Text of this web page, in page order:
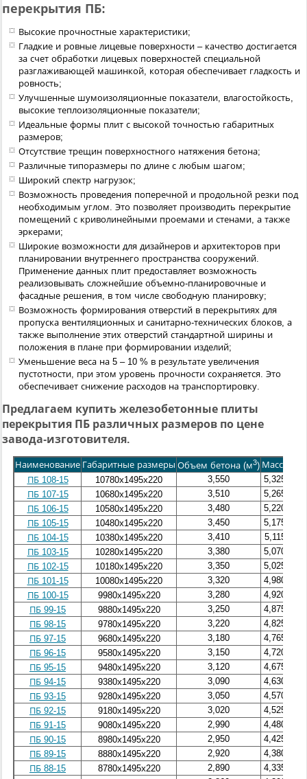
перекрытия ПБ:
Высокие прочностные характеристики;
Гладкие и ровные лицевые поверхности – качество достигается
за счет обработки лицевых поверхностей специальной
разглаживающей машинкой, которая обеспечивает гладкость и
ровность;
Улучшенные шумоизоляционные показатели, влагостойкость,
высокие теплоизоляционные показатели;
Идеальные формы плит с высокой точностью габаритных
размеров;
Отсутствие трещин поверхностного натяжения бетона;
Различные типоразмеры по длине с любым шагом;
Широкий спектр нагрузок;
Возможность проведения поперечной и продольной резки под
необходимым углом. Это позволяет производить перекрытие
помещений с криволинейными проемами и стенами, а также
эркерами;
Широкие возможности для дизайнеров и архитекторов при
планировании внутреннего пространства сооружений.
Применение данных плит предоставляет возможность
реализовывать сложнейшие объемно-планировочные и
фасадные решения, в том числе свободную планировку;
Возможность формирования отверстий в перекрытиях для
пропуска вентиляционных и санитарно-технических блоков, а
также выполнение этих отверстий стандартной ширины и
положения в плане при формировании изделий;
Уменьшение веса на 5 – 10 % в результате увеличения
пустотности, при этом уровень прочности сохраняется. Это
обеспечивает снижение расходов на транспортировку.
Предлагаем купить железобетонные плиты
перекрытия ПБ различных размеров по цене
завода-изготовителя.
Наименование Габаритные размеры Объем бетона (м3) Масса
ПБ 108-15
10780х1495х220 3,550
5,325
ПБ 107-15
10680х1495х220 3,510
5,265
ПБ 106-15
10580х1495х220 3,480
5,220
ПБ 105-15
10480х1495х220 3,450
5,175
ПБ 104-15
10380х1495х220 3,410
5,115
ПБ 103-15
10280х1495х220 3,380
5,070
ПБ 102-15
10180х1495х220 3,350
5,025
ПБ 101-15
10080х1495х220 3,320
4,980
ПБ 100-15
9980х1495х220 3,280
4,920
ПБ 99-15
9880х1495х220 3,250
4,875
ПБ 98-15
9780х1495х220 3,220
4,825
ПБ 97-15
9680х1495х220 3,180
4,765
ПБ 96-15
9580х1495х220 3,150
4,720
ПБ 95-15
9480х1495х220 3,120
4,675
ПБ 94-15
9380х1495х220 3,090
4,630
ПБ 93-15
9280х1495х220 3,050
4,570
ПБ 92-15
9180х1495х220 3,020
4,525
ПБ 91-15
9080х1495х220 2,990
4,480
ПБ 90-15
8980х1495х220 2,950
4,425
ПБ 89-15
8880х1495х220 2,920
4,380
ПБ 88-15
8780х1495х220 2,890
4,335